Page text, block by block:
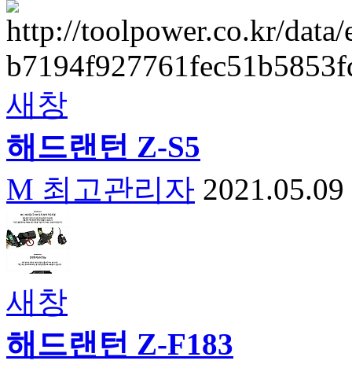
새창
해드랜턴 Z-S5
M 최고관리자
새창
해드랜턴 Z-F183